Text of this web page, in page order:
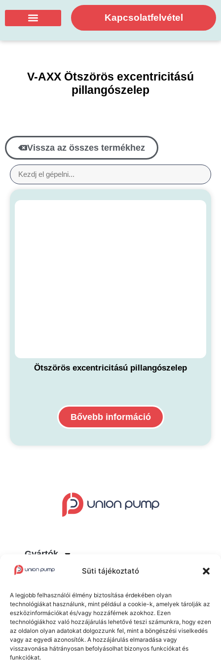
Süti tájékoztató
A legjobb felhasználói élmény biztosítása érdekében olyan
technológiákat használunk, mint például a cookie-k, amelyek tárolják az
eszközinformációkat és/vagy hozzáférnek azokhoz. Ezen
technológiákhoz való hozzájárulás lehetővé teszi számunkra, hogy ezen
az oldalon olyan adatokat dolgozzunk fel, mint a böngészési viselkedés
vagy az egyedi azonosítók. A hozzájárulás elmaradása vagy
visszavonása hátrányosan befolyásolhat bizonyos funkciókat és
funkciókat.
Kapcsolatfelvétel
V-AXX Ötszörös excentricitású
pillangószelep
Vissza az összes termékhez
Ötszörös excentricitású pillangószelep
Bővebb információ
Gyártók
Blog